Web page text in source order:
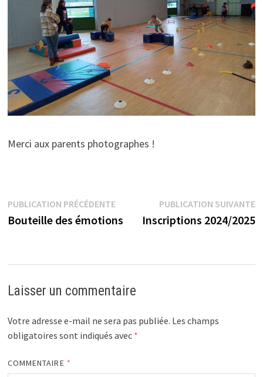
Merci aux parents photographes !
Navigation
de
PUBLICATION PRÉCÉDENTEPublication
précédente :
Bouteille des émotions
PUBLICATION SUIVANTE
Inscriptions 2024/2025
Laisser un commentaire
Votre adresse e-mail ne sera pas publiée. Les champs
obligatoires sont indiqués avec *
COMMENTAIRE *